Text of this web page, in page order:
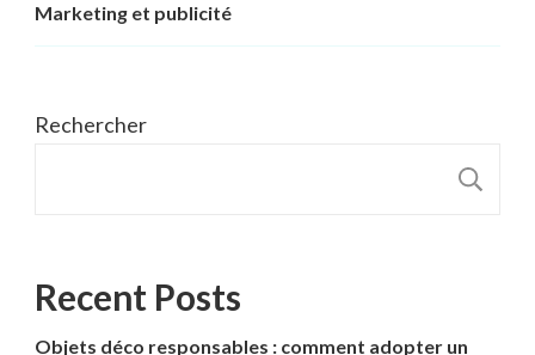
Marketing et publicité
Rechercher
Recent Posts
Objets déco responsables : comment adopter un